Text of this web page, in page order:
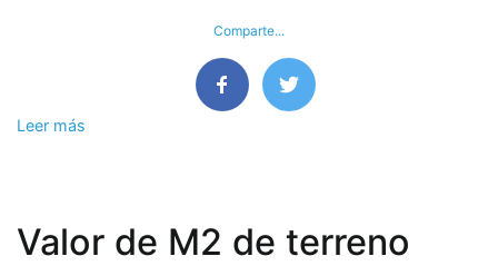
Lambayeque
Comparte...
Leer más
Valor de M2 de terreno